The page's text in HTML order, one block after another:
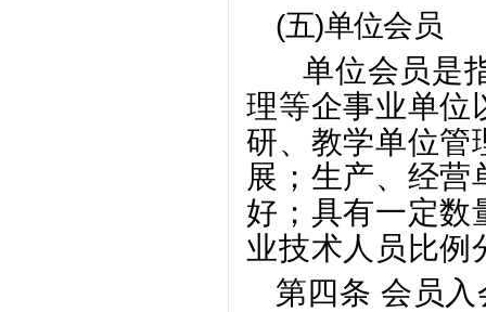
(五)单位会员
单位会员是指
理等企事业单位
研、教学单位管
展；生产、经营
好；具有一定数
业技术人员比例
第四条 会员